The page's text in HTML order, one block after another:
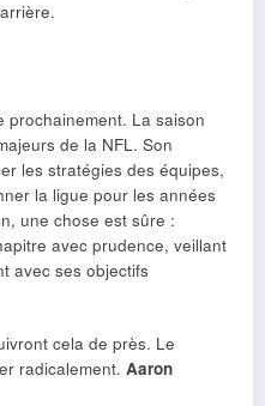
prochainement. La saison
de la NFL. Son
les stratégies des équipes,
la ligue pour les années
une chose est sûre :
avec prudence, veillant
avec ses objectifs
cela de près. Le
radicalement. Aaron